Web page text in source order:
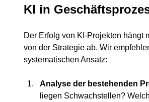
KI in
Der Erfolg von KI-Projekten hängt
von der Strategie ab. Wir
systematischen Ansatz:
Analyse der bestehenden
liegen Schwachstellen?